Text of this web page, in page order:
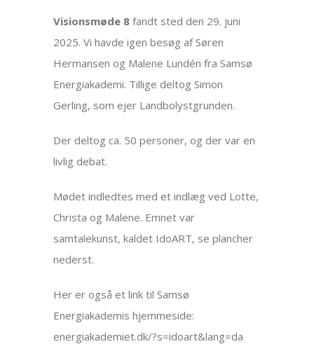
Visionsmøde 8fandt sted den 29. juni
2025. Vi havde igen besøg af Søren
Hermansen og Malene Lundén fra Samsø
Energiakademi. Tillige deltog Simon
Gerling, som ejer Landbolystgrunden.
Der deltog ca. 50 personer, og der var en
livlig debat.
Mødet indledtes med et indlæg ved Lotte,
Christa og Malene. Emnet var
samtalekunst, kaldet IdoART, se plancher
nederst.
Her er også et link til Samsø
Energiakademis hjemmeside:
energiakademiet.dk/?s=idoart&lang=da